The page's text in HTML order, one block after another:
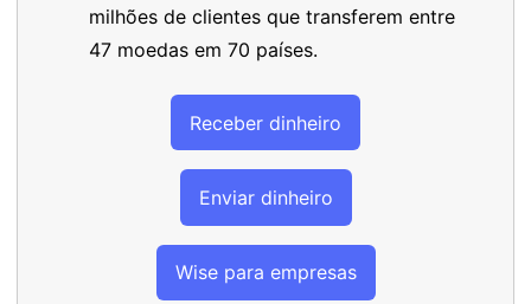
milhões de clientes que transferem entre
47 moedas em 70 países.
Receber dinheiro
Enviar dinheiro
Wise para empresas